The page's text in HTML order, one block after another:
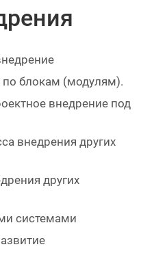
блокам (модулям).
внедрение под
внедрения других
других
системами